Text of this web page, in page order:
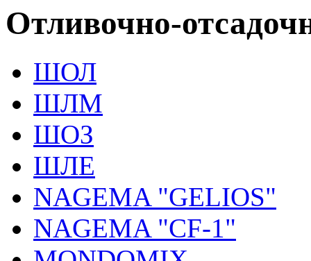
Отливочно-
ШОЛ
ШЛМ
ШОЗ
ШЛЕ
NAGEMA "GELIOS"
NAGEMA "CF-1"